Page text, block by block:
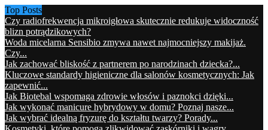
Top Posts
Czy radiofrekwencja mikroigłowa skutecznie redukuje widoczność
blizn potrądzikowych?
Woda micelarna Sensibio zmywa nawet najmocniejszy makijaż.
Czy...
Jak zachować bliskość z partnerem po narodzinach dziecka?...
Kluczowe standardy higieniczne dla salonów kosmetycznych: Jak
zapewnić...
Jak Biotebal wspomaga zdrowie włosów i paznokci dzięki...
Jak wykonać manicure hybrydowy w domu? Poznaj nasze...
Jak wybrać idealną fryzurę do kształtu twarzy? Porady...